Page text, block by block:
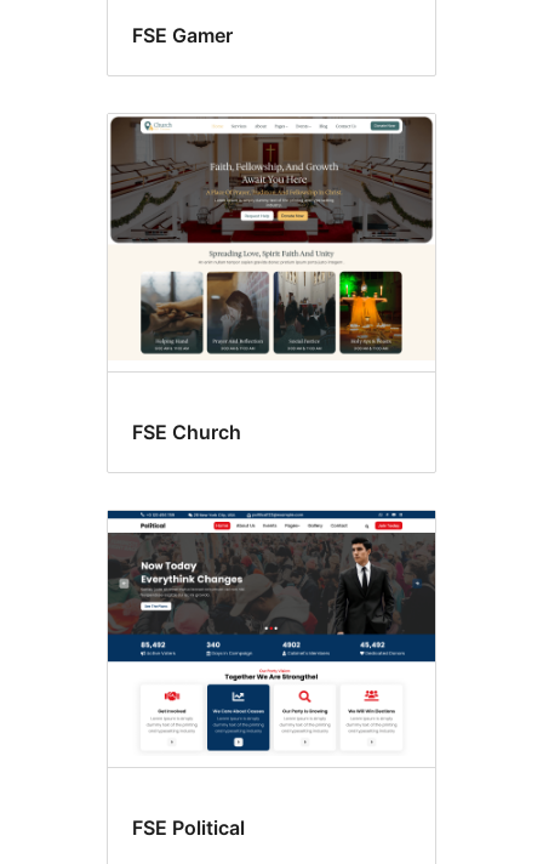
FSE Gamer
FSE Church
FSE Political